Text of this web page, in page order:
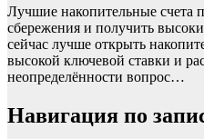
Лучшие накопительные счета
сбережения и получить
сейчас лучше открыть
высокой ключевой ставки и
неопределённости вопрос…
Навигация по